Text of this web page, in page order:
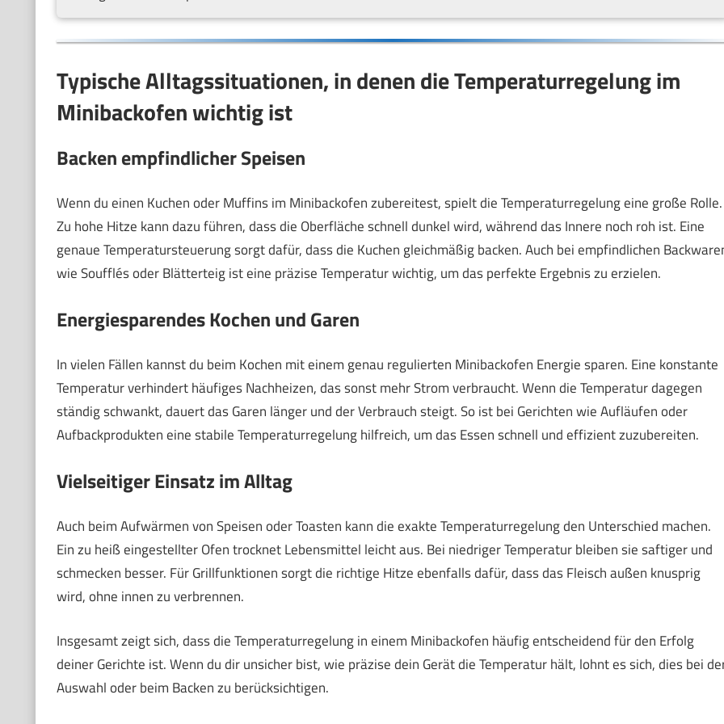
Typische Alltagssituationen, in denen die Temperaturregelung im
Minibackofen wichtig ist
Backen empfindlicher Speisen
Wenn du einen Kuchen oder Muffins im Minibackofen zubereitest, spielt die Temperaturregelung eine große Rolle.
Zu hohe Hitze kann dazu führen, dass die Oberfläche schnell dunkel wird, während das Innere noch roh ist. Eine
genaue Temperatursteuerung sorgt dafür, dass die Kuchen gleichmäßig backen. Auch bei empfindlichen
wie Soufflés oder Blätterteig ist eine präzise Temperatur wichtig, um das perfekte Ergebnis zu erzielen.
Energiesparendes Kochen und Garen
In vielen Fällen kannst du beim Kochen mit einem genau regulierten Minibackofen Energie sparen. Eine konstante
Temperatur verhindert häufiges Nachheizen, das sonst mehr Strom verbraucht. Wenn die Temperatur dagegen
ständig schwankt, dauert das Garen länger und der Verbrauch steigt. So ist bei Gerichten wie Aufläufen oder
Aufbackprodukten eine stabile Temperaturregelung hilfreich, um das Essen schnell und effizient zuzubereiten.
Vielseitiger Einsatz im Alltag
Auch beim Aufwärmen von Speisen oder Toasten kann die exakte Temperaturregelung den Unterschied machen.
Ein zu heiß eingestellter Ofen trocknet Lebensmittel leicht aus. Bei niedriger Temperatur bleiben sie saftiger und
schmecken besser. Für Grillfunktionen sorgt die richtige Hitze ebenfalls dafür, dass das Fleisch außen knusprig
wird, ohne innen zu verbrennen.
Insgesamt zeigt sich, dass die Temperaturregelung in einem Minibackofen häufig entscheidend für den Erfolg
deiner Gerichte ist. Wenn du dir unsicher bist, wie präzise dein Gerät die Temperatur hält, lohnt es sich, dies bei
Auswahl oder beim Backen zu berücksichtigen.